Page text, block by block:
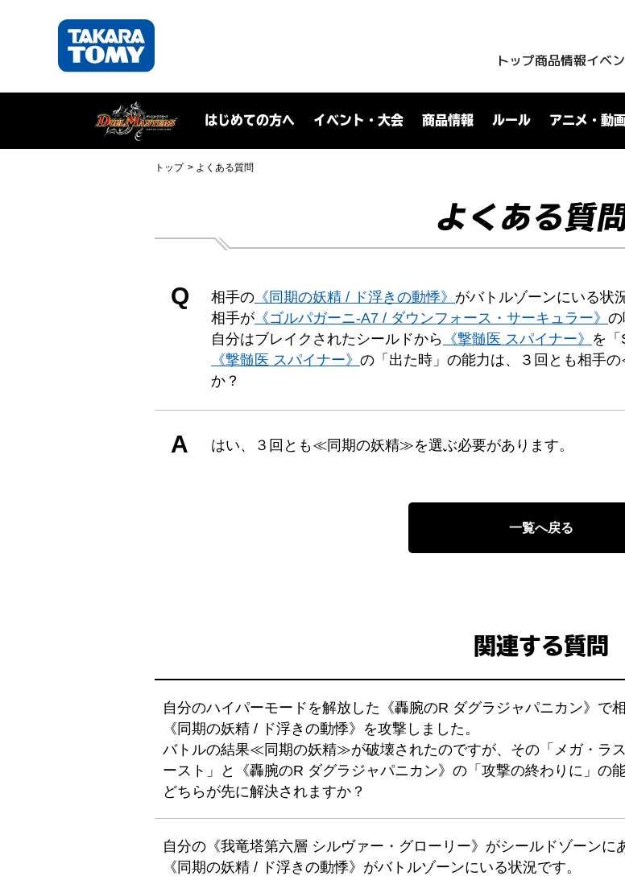
トップ商品情報イベ
はじめての方へ イベント・大会 商品情報 ルール アニメ・動
トップ よくある質問
よくある質
Q 相手の 《同期の妖精 / ド浮きの動悸》 がバトルゾーンにいる状
相手が 《ゴルパガーニ-A7 / ダウンフォース・サーキュラー》 の
自分はブレイクされたシールドから 《撃髄医 スパイナー》 を「
《撃髄医 スパイナー》 の「出た時」の能力は、３回とも相手
か？
A はい、３回とも≪同期の妖精≫を選ぶ必要があります。
一覧へ戻る
関連する質問
自分のハイパーモードを解放した《轟腕のR ダグラジャパニカン》で
《同期の妖精 / ド浮きの動悸》を攻撃しました。
バトルの結果≪同期の妖精≫が破壊されたのですが、その「メガ・ラ
ースト」と《轟腕のR ダグラジャパニカン》の「攻撃の終わりに」の
どちらが先に解決されますか？
自分の《我竜塔第六層 シルヴァー・グローリー》がシールドゾーンに
《同期の妖精 / ド浮きの動悸》がバトルゾーンにいる状況です。